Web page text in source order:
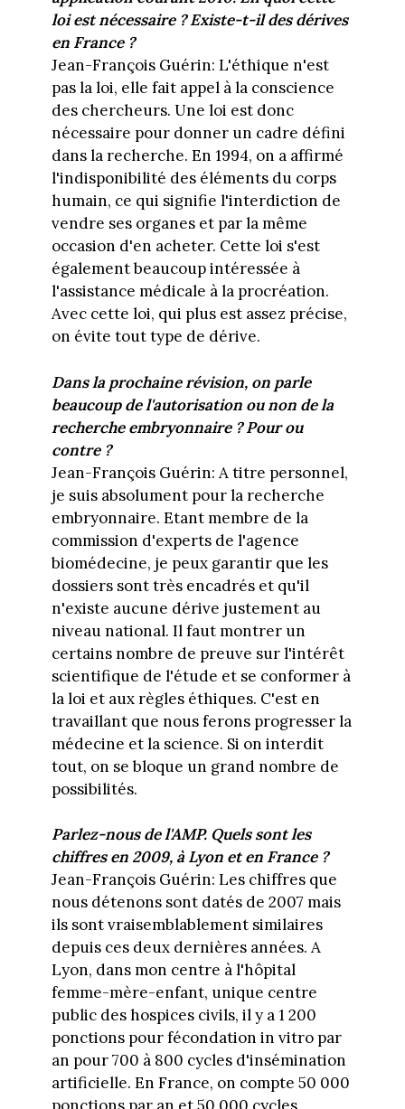
loi est nécessaire ? Existe-t-il des dérives
en France ?
Jean-François Guérin: L'éthique n'est
pas la loi, elle fait appel à la conscience
des chercheurs. Une loi est donc
nécessaire pour donner un cadre défini
dans la recherche. En 1994, on a affirmé
l'indisponibilité des éléments du corps
humain, ce qui signifie l'interdiction de
vendre ses organes et par la même
occasion d'en acheter. Cette loi s'est
également beaucoup intéressée à
l'assistance médicale à la procréation.
Avec cette loi, qui plus est assez précise,
on évite tout type de dérive.
Dans la prochaine révision, on parle
beaucoup de l'autorisation ou non de la
recherche embryonnaire ? Pour ou
contre ?
Jean-François Guérin: A titre personnel,
je suis absolument pour la recherche
embryonnaire. Etant membre de la
commission d'experts de l'agence
biomédecine, je peux garantir que les
dossiers sont très encadrés et qu'il
n'existe aucune dérive justement au
niveau national. Il faut montrer un
certains nombre de preuve sur l'intérêt
scientifique de l'étude et se conformer à
la loi et aux règles éthiques. C'est en
travaillant que nous ferons progresser la
médecine et la science. Si on interdit
tout, on se bloque un grand nombre de
possibilités.
Parlez-nous de l'AMP. Quels sont les
chiffres en 2009, à Lyon et en France ?
Jean-François Guérin: Les chiffres que
nous détenons sont datés de 2007 mais
ils sont vraisemblablement similaires
depuis ces deux dernières années. A
Lyon, dans mon centre à l'hôpital
femme-mère-enfant, unique centre
public des hospices civils, il y a 1 200
ponctions pour fécondation in vitro par
an pour 700 à 800 cycles d'insémination
artificielle. En France, on compte 50 000